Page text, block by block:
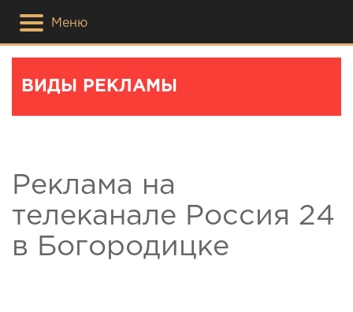
Меню
ВИДЫ РЕКЛАМЫ
Реклама на
телеканале Россия 24
в Богородицке